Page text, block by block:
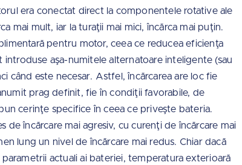
era conectat direct la componentele rotative ale
mai mult, iar la turaţii mai mici, încărca mai puţin.
pentru motor, ceea ce reducea eficienţa
aşa-numitele alternatoare inteligente (sau
când este necesar. Astfel, încărcarea are loc fie
prag definit, fie în condiţii favorabile, de
cerinţe specifice în ceea ce priveşte bateria.
de încărcare mai agresiv, cu curenţi de încărcare mai
lung un nivel de încărcare mai redus. Chiar dacă
actuali ai bateriei, temperatura exterioară